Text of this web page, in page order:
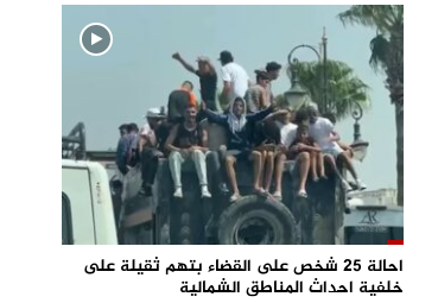
احالة 25 شخص على القضاء بتهم ثقيلة على
خلفية احداث المناطق الشمالية